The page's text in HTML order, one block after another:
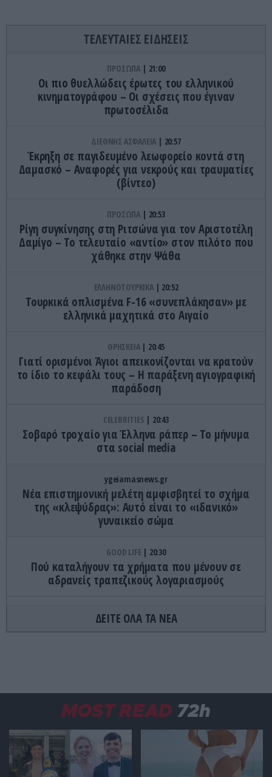
ΤΕΛΕΥΤΑΙΕΣ ΕΙΔΗΣΕΙΣ
ΠΡΟΣΩΠΑ 21:00
Οι πιο θυελλώδεις έρωτες του ελληνικού
κινηματογράφου – Οι σχέσεις που έγιναν
πρωτοσέλιδα
ΔΙΕΘΝΗΣ ΑΣΦΑΛΕΙΑ 20:57
Έκρηξη σε παγιδευμένο λεωφορείο κοντά στη
Δαμασκό – Αναφορές για νεκρούς και τραυματίες
(βίντεο)
ΠΡΟΣΩΠΑ 20:53
Ρίγη συγκίνησης στη Ριτσώνα για τον Αριστοτέλη
Δαμίγο – Το τελευταίo «αντίο» στον πιλότο που
χάθηκε στην Ψάθα
ΕΛΛΗΝΟΤΟΥΡΚΙΚΑ 20:52
Τουρκικά οπλισμένα F-16 «συνεπλάκησαν» με
ελληνικά μαχητικά στο Αιγαίο
ΘΡΗΣΚΕΙΑ 20:45
Γιατί ορισμένοι Άγιοι απεικονίζονται να κρατούν
το ίδιο το κεφάλι τους – Η παράξενη αγιογραφική
παράδοση
CELEBRITIES 20:43
Σοβαρό τροχαίο για Έλληνα ράπερ – Το μήνυμα
στα social media
ygeiamasnews.gr
Νέα επιστημονική μελέτη αμφισβητεί το σχήμα
της «κλεψύδρας»: Αυτό είναι το «ιδανικό»
γυναικείο σώμα
GOOD LIFE 20:30
Πού καταλήγουν τα χρήματα που μένουν σε
αδρανείς τραπεζικούς λογαριασμούς
CELEBRITIES 20:29
Α.Ηλιάδη: «Ανεβαίνοντας για το χωριό είδα
για «εχθρικά» πλοία – Πρόστιμα έως 20% στα
φορτία
GOOD LIFE
Διατροφολόγος αποκαλύπτει: Αυτές είναι οι 9
ΔΕΙΤΕ ΟΛΑ ΤΑ ΝΕΑ
MOST READ 72h